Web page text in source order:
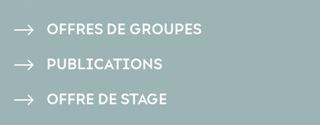
DE
OFFRES DE GROUPES
PUBLICATIONS
OFFRE DE STAGE